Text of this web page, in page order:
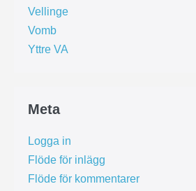
Vellinge
Vomb
Yttre VA
Meta
Logga in
Flöde för inlägg
Flöde för kommentarer